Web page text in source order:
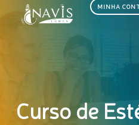
MINHA
Curso de